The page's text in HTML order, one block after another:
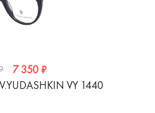
7 350 ₽
VY 1440